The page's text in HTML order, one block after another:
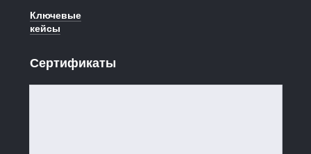
Ключевые
кейсы
Сертификаты